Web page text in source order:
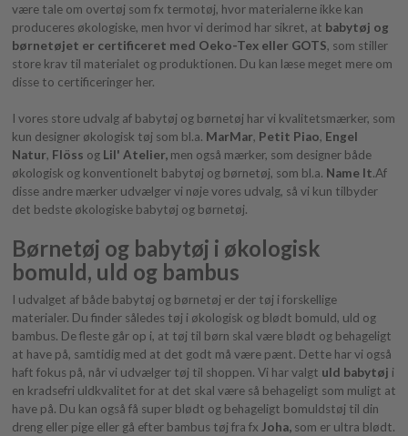
være tale om overtøj som fx termotøj, hvor materialerne ikke kan
produceres økologiske, men hvor vi derimod har sikret, at babytøj og
børnetøjet er certificeret med Oeko-Tex eller GOTS, som stiller
store krav til materialet og produktionen. Du kan læse meget mere om
disse to certificeringer her.
I vores store udvalg af babytøj og børnetøj har vi kvalitetsmærker, som
kun designer økologisk tøj som bl.a. MarMar, Petit Piao, Engel
Natur, Flöss og Lil' Atelier,men også mærker, som designer både
økologisk og konventionelt babytøj og børnetøj, som bl.a. Name It.Af
disse andre mærker udvælger vi nøje vores udvalg, så vi kun tilbyder
det bedste økologiske babytøj og børnetøj.
Børnetøj og babytøj i økologisk
bomuld, uld og bambus
I udvalget af både babytøj og børnetøj er der tøj i forskellige
materialer. Du finder således tøj i økologisk og blødt bomuld, uld og
bambus. De fleste går op i, at tøj til børn skal være blødt og behageligt
at have på, samtidig med at det godt må være pænt. Dette har vi også
haft fokus på, når vi udvælger tøj til shoppen. Vi har valgt uld babytøj i
en kradsefri uldkvalitet for at det skal være så behageligt som muligt at
have på. Du kan også få super blødt og behageligt bomuldstøj til din
dreng eller pige eller gå efter bambus tøj fra fx Joha, som er ultra blødt.